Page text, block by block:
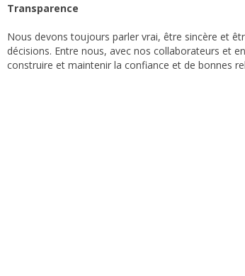
Transparence
Nous devons toujours parler vrai, être sincère et
décisions. Entre nous, avec nos collaborateurs et
construire et maintenir la confiance et de bonnes